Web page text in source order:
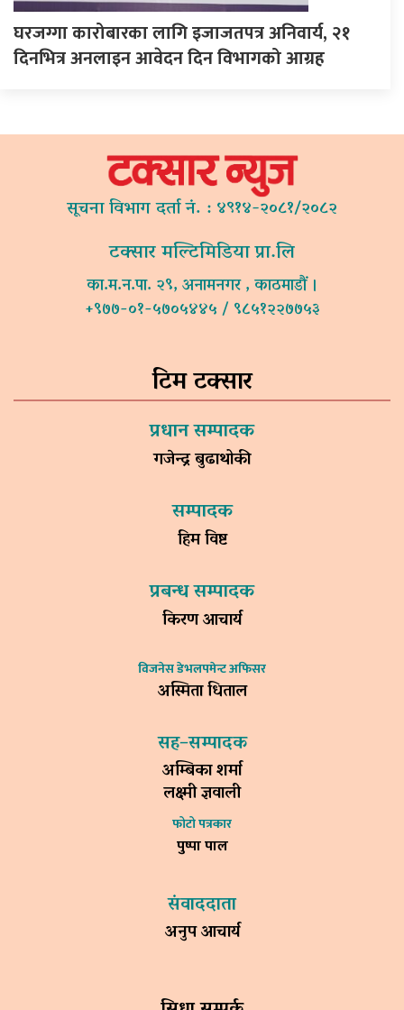
घरजग्गा कारोबारका लागि इजाजतपत्र अनिवार्य, २१
दिनभित्र अनलाइन आवेदन दिन विभागको आग्रह
सूचना विभाग दर्ता नं. : ४९१४-२०८१/२०८२
टक्सार मल्टिमिडिया प्रा.लि
का.म.न.पा. २९, अनामनगर , काठमाडौं ।
+९७७-०१-५७०५४४५ / ९८५१२२७७५३
टिम टक्सार
प्रधान सम्पादक
गजेन्द्र बुढाथोकी
सम्पादक
हिम विष्ट
प्रबन्ध सम्पादक
किरण आचार्य
विजनेस डेभलपमेन्ट अफिसर
अस्मिता धिताल
सह–सम्पादक
अम्बिका शर्मा
लक्ष्मी ज्ञवाली
फोटो पत्रकार
पुष्पा पाल
संवाददाता
अनुप आचार्य